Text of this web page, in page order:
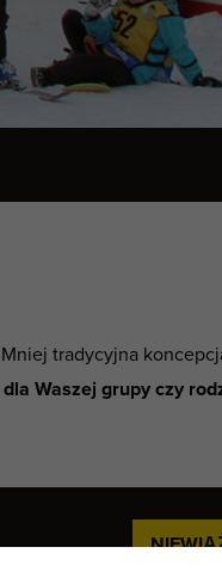
tradycyjna
Waszej grupy czy